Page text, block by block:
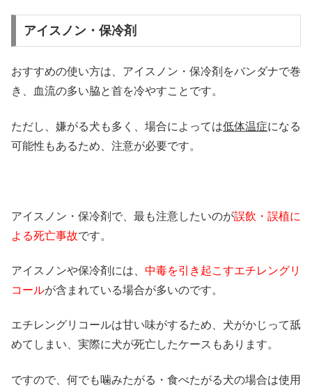
アイスノン・保冷剤
おすすめの使い方は、アイスノン・保冷剤をバンダナで巻
き、血流の多い脇と首を冷やすことです。
ただし、嫌がる犬も多く、場合によっては低体温症になる
可能性もあるため、注意が必要です。
アイスノン・保冷剤で、最も注意したいのが誤飲・誤植に
よる死亡事故です。
アイスノンや保冷剤には、 中毒を引き起こすエチレングリ
コールが含まれている場合が多いのです。
エチレングリコールは甘い味がするため、犬がかじって舐
めてしまい、実際に犬が死亡したケースもあります。
ですので、何でも噛みたがる・食べたがる犬の場合は使用